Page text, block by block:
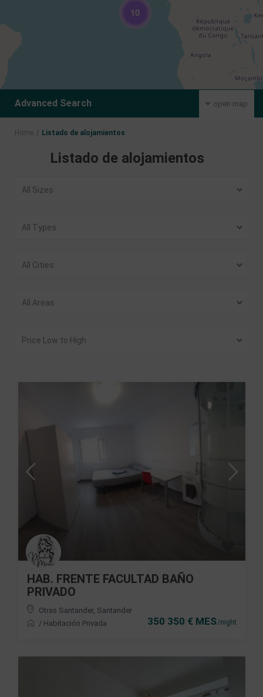
10
open map
Advanced Search
Home Listado de alojamientos
Listado de alojamientos
All Sizes
All Types
All Cities
All Areas
Price Low to High
350 350 € MES/night
HAB. FRENTE FACULTAD BAÑO
PRIVADO
Otras Santander, Santander
/ Habitación Privada